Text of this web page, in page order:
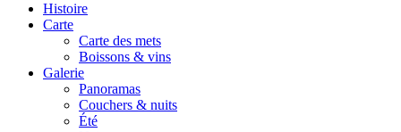
Histoire
Carte
Carte des mets
Boissons & vins
Galerie
Panoramas
Couchers & nuits
Été